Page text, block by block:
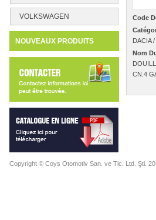
VOLKSWAGEN
NOUVEAUX PRODUITS
Code
DACIA
Nom
CN.4
Copyright © Coys Otomotiv San. ve Tic. Ltd. Şti.